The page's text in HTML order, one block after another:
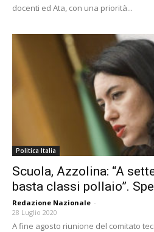
docenti ed Ata, con una priorità...
Politica Italia
Scuola, Azzolina: “A
basta classi pollaio”.
Redazione Nazionale -
28 Luglio 2020
A fine agosto riunione del comitato